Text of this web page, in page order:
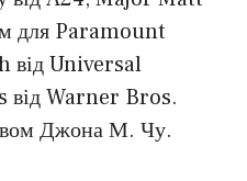
для Paramount
від Universal
від Warner Bros.
Джона М. Чу.